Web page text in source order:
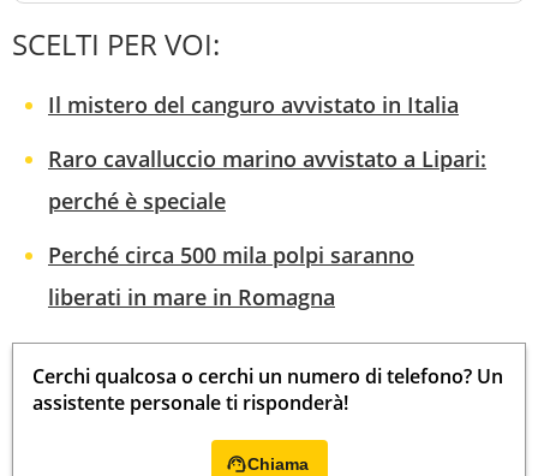
SCELTI PER VOI:
Il mistero del canguro avvistato in Italia
Raro cavalluccio marino avvistato a Lipari:
perché è speciale
Perché circa 500 mila polpi saranno
liberati in mare in Romagna
Cerchi qualcosa o cerchi un numero di telefono? Un
assistente personale ti risponderà!
Chiama